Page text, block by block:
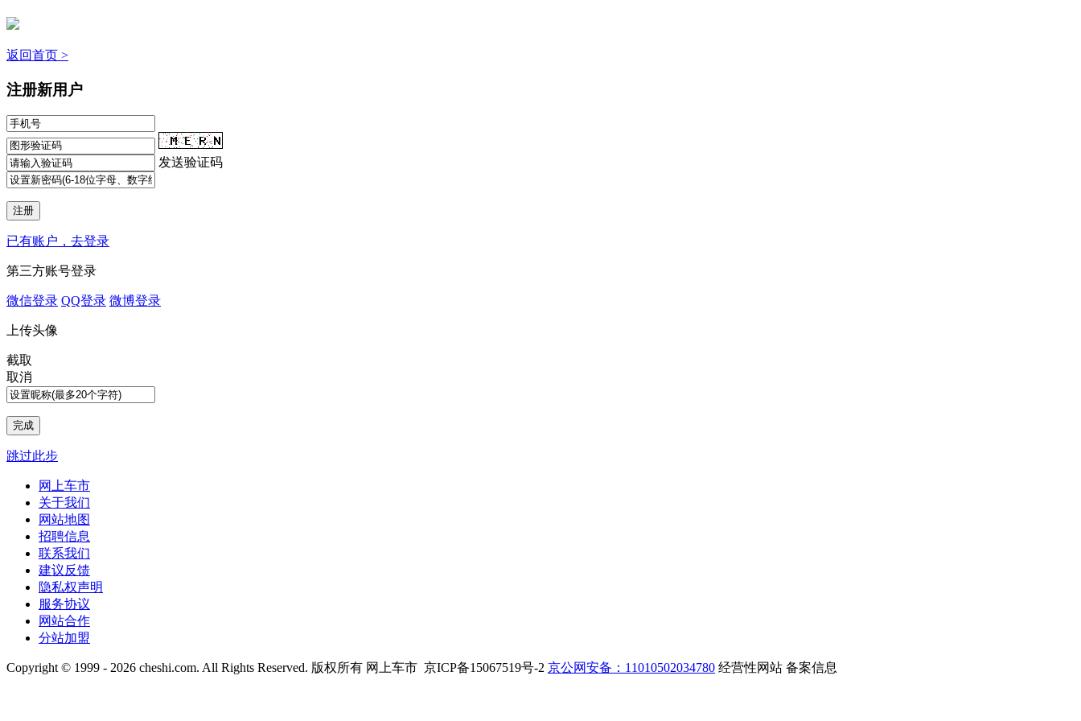
返回首页 >
注册新用户
发送验证码
已有账户，去登录
第三方账号登录
微信登录 QQ登录 微博登录
上传头像
截取
取消
跳过此步
网上车市
关于我们
网站地图
招聘信息
联系我们
建议反馈
隐私权声明
服务协议
网站合作
分站加盟
Copyright © 1999 - 2026 cheshi.com. All Rights Reserved. 版权所有 网上车市 京ICP备15067519号-2 京公网安备：11010502034780 经营性网站 备案信息